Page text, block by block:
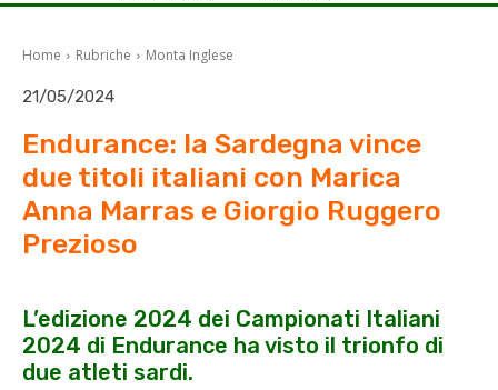
Home Rubriche Monta Inglese
21/05/2024
Endurance: la Sardegna vince
due titoli italiani con Marica
Anna Marras e Giorgio Ruggero
Prezioso
L’edizione 2024 dei Campionati Italiani
2024 di Endurance ha visto il trionfo di
due atleti sardi.